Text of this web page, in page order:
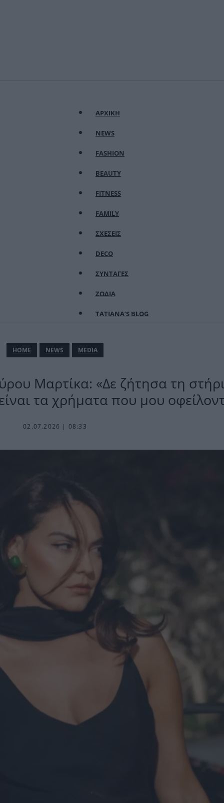
ΑΡΧΙΚΗ
NEWS
FASHION
BEAUTY
FITNESS
FAMILY
ΣΧΕΣΕΙΣ
DECO
ΣΥΝΤΑΓΕΣ
ΖΩΔΙΑ
TATIANA’S BLOG
ΗΟΜΕ NEWS MEDIA
Μαρτίκα: «Δε ζήτησα τη
τα χρήματα που μου
02.07.2026 | 08:33